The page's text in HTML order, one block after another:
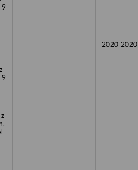
9
9
2020-2020